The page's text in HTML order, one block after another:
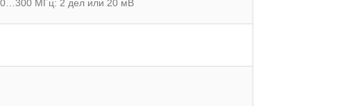
МГц: 2 дел или 20 мВ